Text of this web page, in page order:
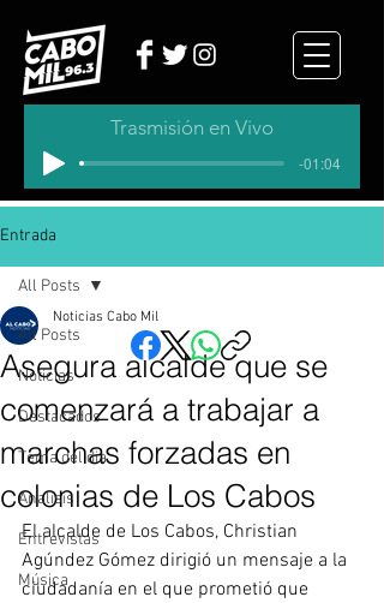
Trasmisión en Vivo
-01:04
Entrada
All Posts
Noticias
Destacados
Tema del dia
Analisis
Entrevistas
Música
All Posts
Asegura alcalde que se
comenzará a trabajar a
marchas forzadas en
colonias de Los Cabos
Noticias Cabo Mil
El alcalde de Los Cabos, Christian
Agúndez Gómez dirigió un mensaje a la
ciudadanía en el que prometió que